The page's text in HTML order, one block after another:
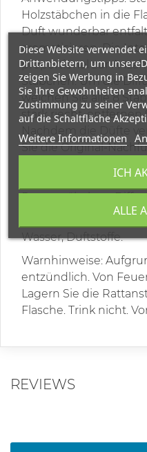
Holzstäbchen in die
Duft wunderbar
aromatisieren. Die
proportional zur
Stäbchen. Um die
weichen Sie alle 8
stark riecht, entfernen
Sie die Original-
eine 400-ml-
Rattanstäbchen.
Wasser, Duftstoffe.
Warnhinweise:
entzündlich. Von
Lagern Sie die
Flasche. Trink nicht.
REVIEWS
Diese Website verwendet
Drittanbietern, um
zeigen Sie Werbung in
Sie Ihre Gewohnheiten
Zustimmung zu seiner
auf die Schaltfläche
Weitere Informationen
ALLE
ICH